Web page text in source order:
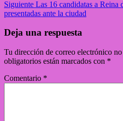
Siguiente Las 16 candidatas a Reina
presentadas ante la ciudad
Deja una respuesta
Tu dirección de correo electrónico
obligatorios están marcados con *
Comentario *